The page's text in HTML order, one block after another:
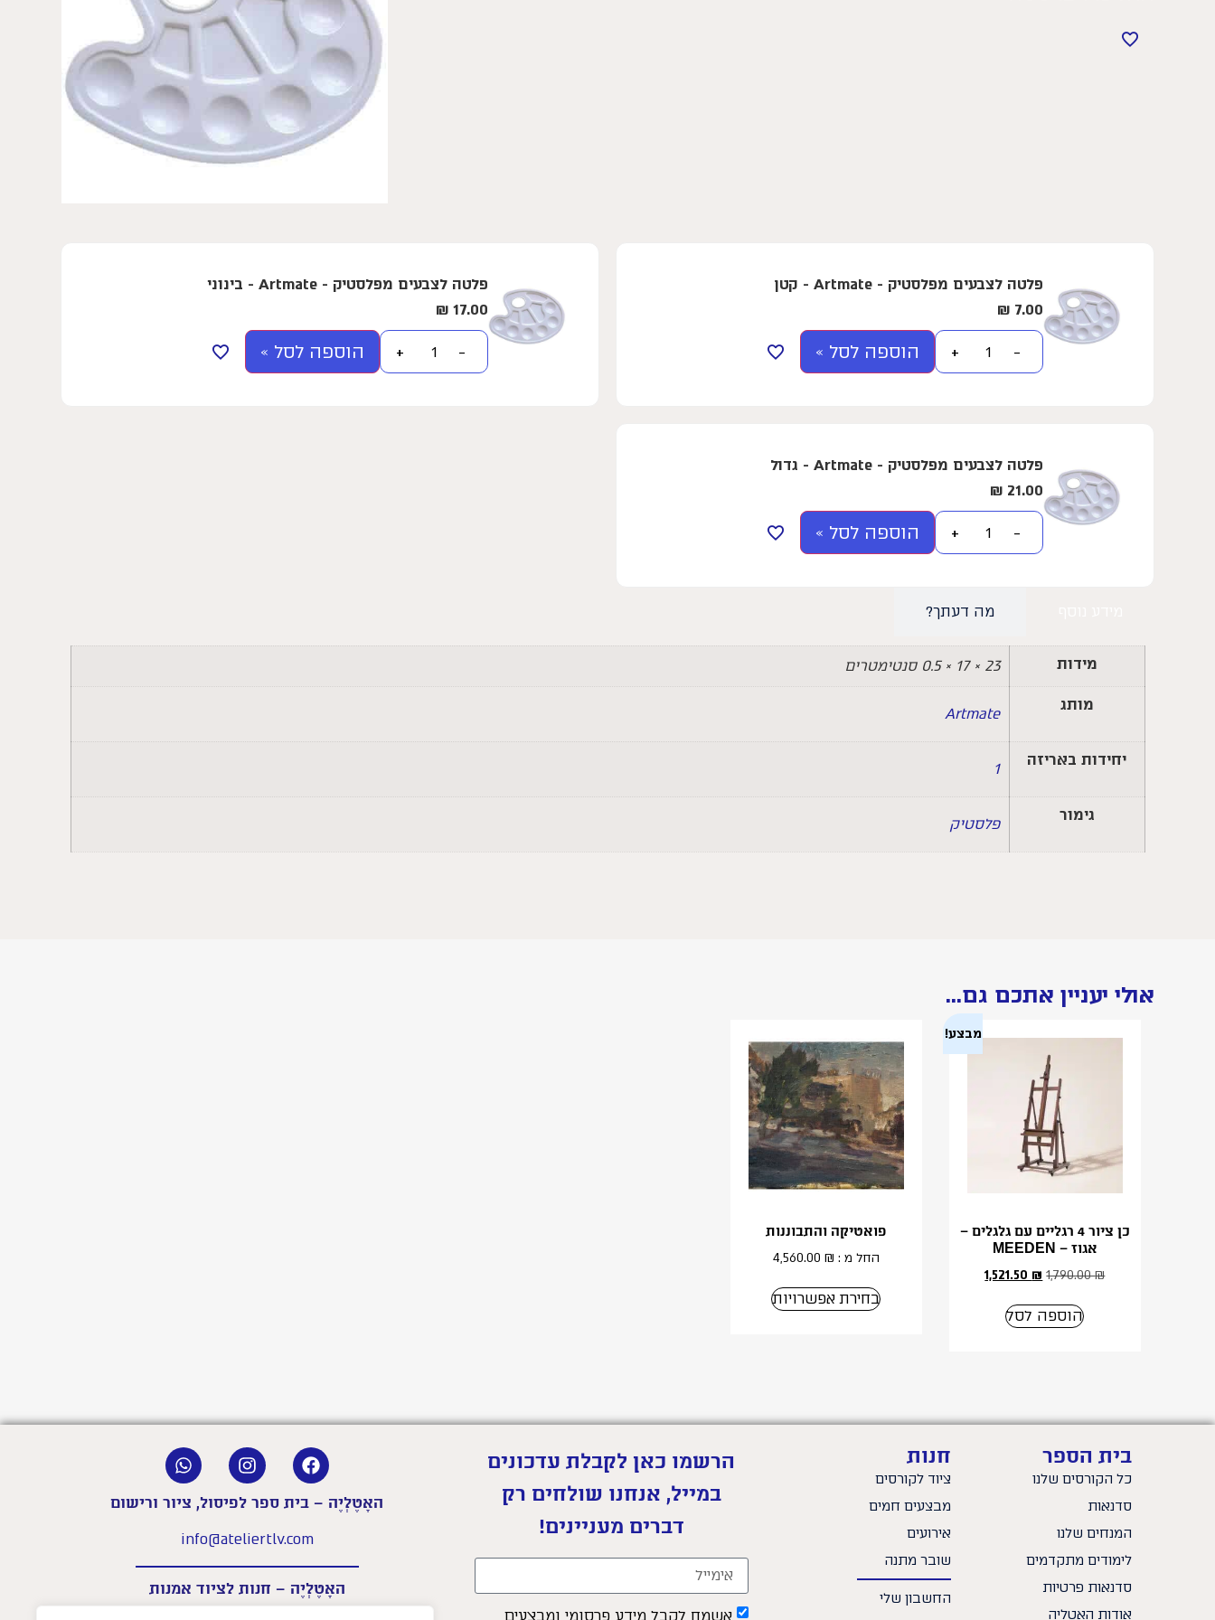
פלטה לצבעים מפלסטיק - Artmate - קטן
7.00
₪
הוספה לסל » −
+
פלטה לצבעים מפלסטיק - Artmate - בינוני
17.00
₪
הוספה לסל » −
+
פלטה לצבעים מפלסטיק - Artmate - גדול
21.00
₪
הוספה לסל » −
+
מה דעתך?
מידות 23 × 17 × 0.5 סנטימטרים
מותג
Artmate
יחידות באריזה
1
גימור
פלסטיק
אולי יעניין אתכם גם...
מבצע!
כן ציור 4 רגליים עם גלגלים –
אגוז – MEEDEN
1,790.00₪
1,521.50 ₪
הוספה לסל
פואטיקה והתבוננות
החל מ : 4,560.00 ₪
בחירת אפשרויות
בית הספר
כל הקורסים שלנו
סדנאות
המנחים שלנו
לימודים מתקדמים
סדנאות פרטיות
אודות האָטֶלְיֶה
חנות
ציוד לקורסים
מבצעים חמים
אירועים
שובר מתנה
החשבון שלי
הרשמו כאן לקבלת עדכונים
במייל, אנחנו שולחים רק
דברים מעניינים!
אשמח לקבל מידע פרסומי ומבצעים
האָטֶלְיֶה – בית ספר לפיסול, ציור ורישום
info@ateliertlv.com
האָטֶלְיֶה – חנות לציוד אמנות